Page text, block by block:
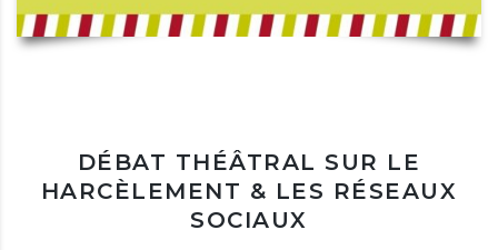
DÉBAT THÉÂTRAL SUR LE
HARCÈLEMENT & LES RÉSEAUX
SOCIAUX